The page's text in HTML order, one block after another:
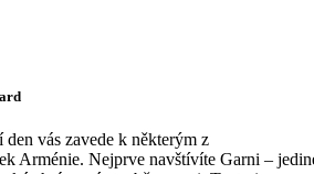
vás zavede k některým z
Arménie. Nejprve navštívíte Garni –